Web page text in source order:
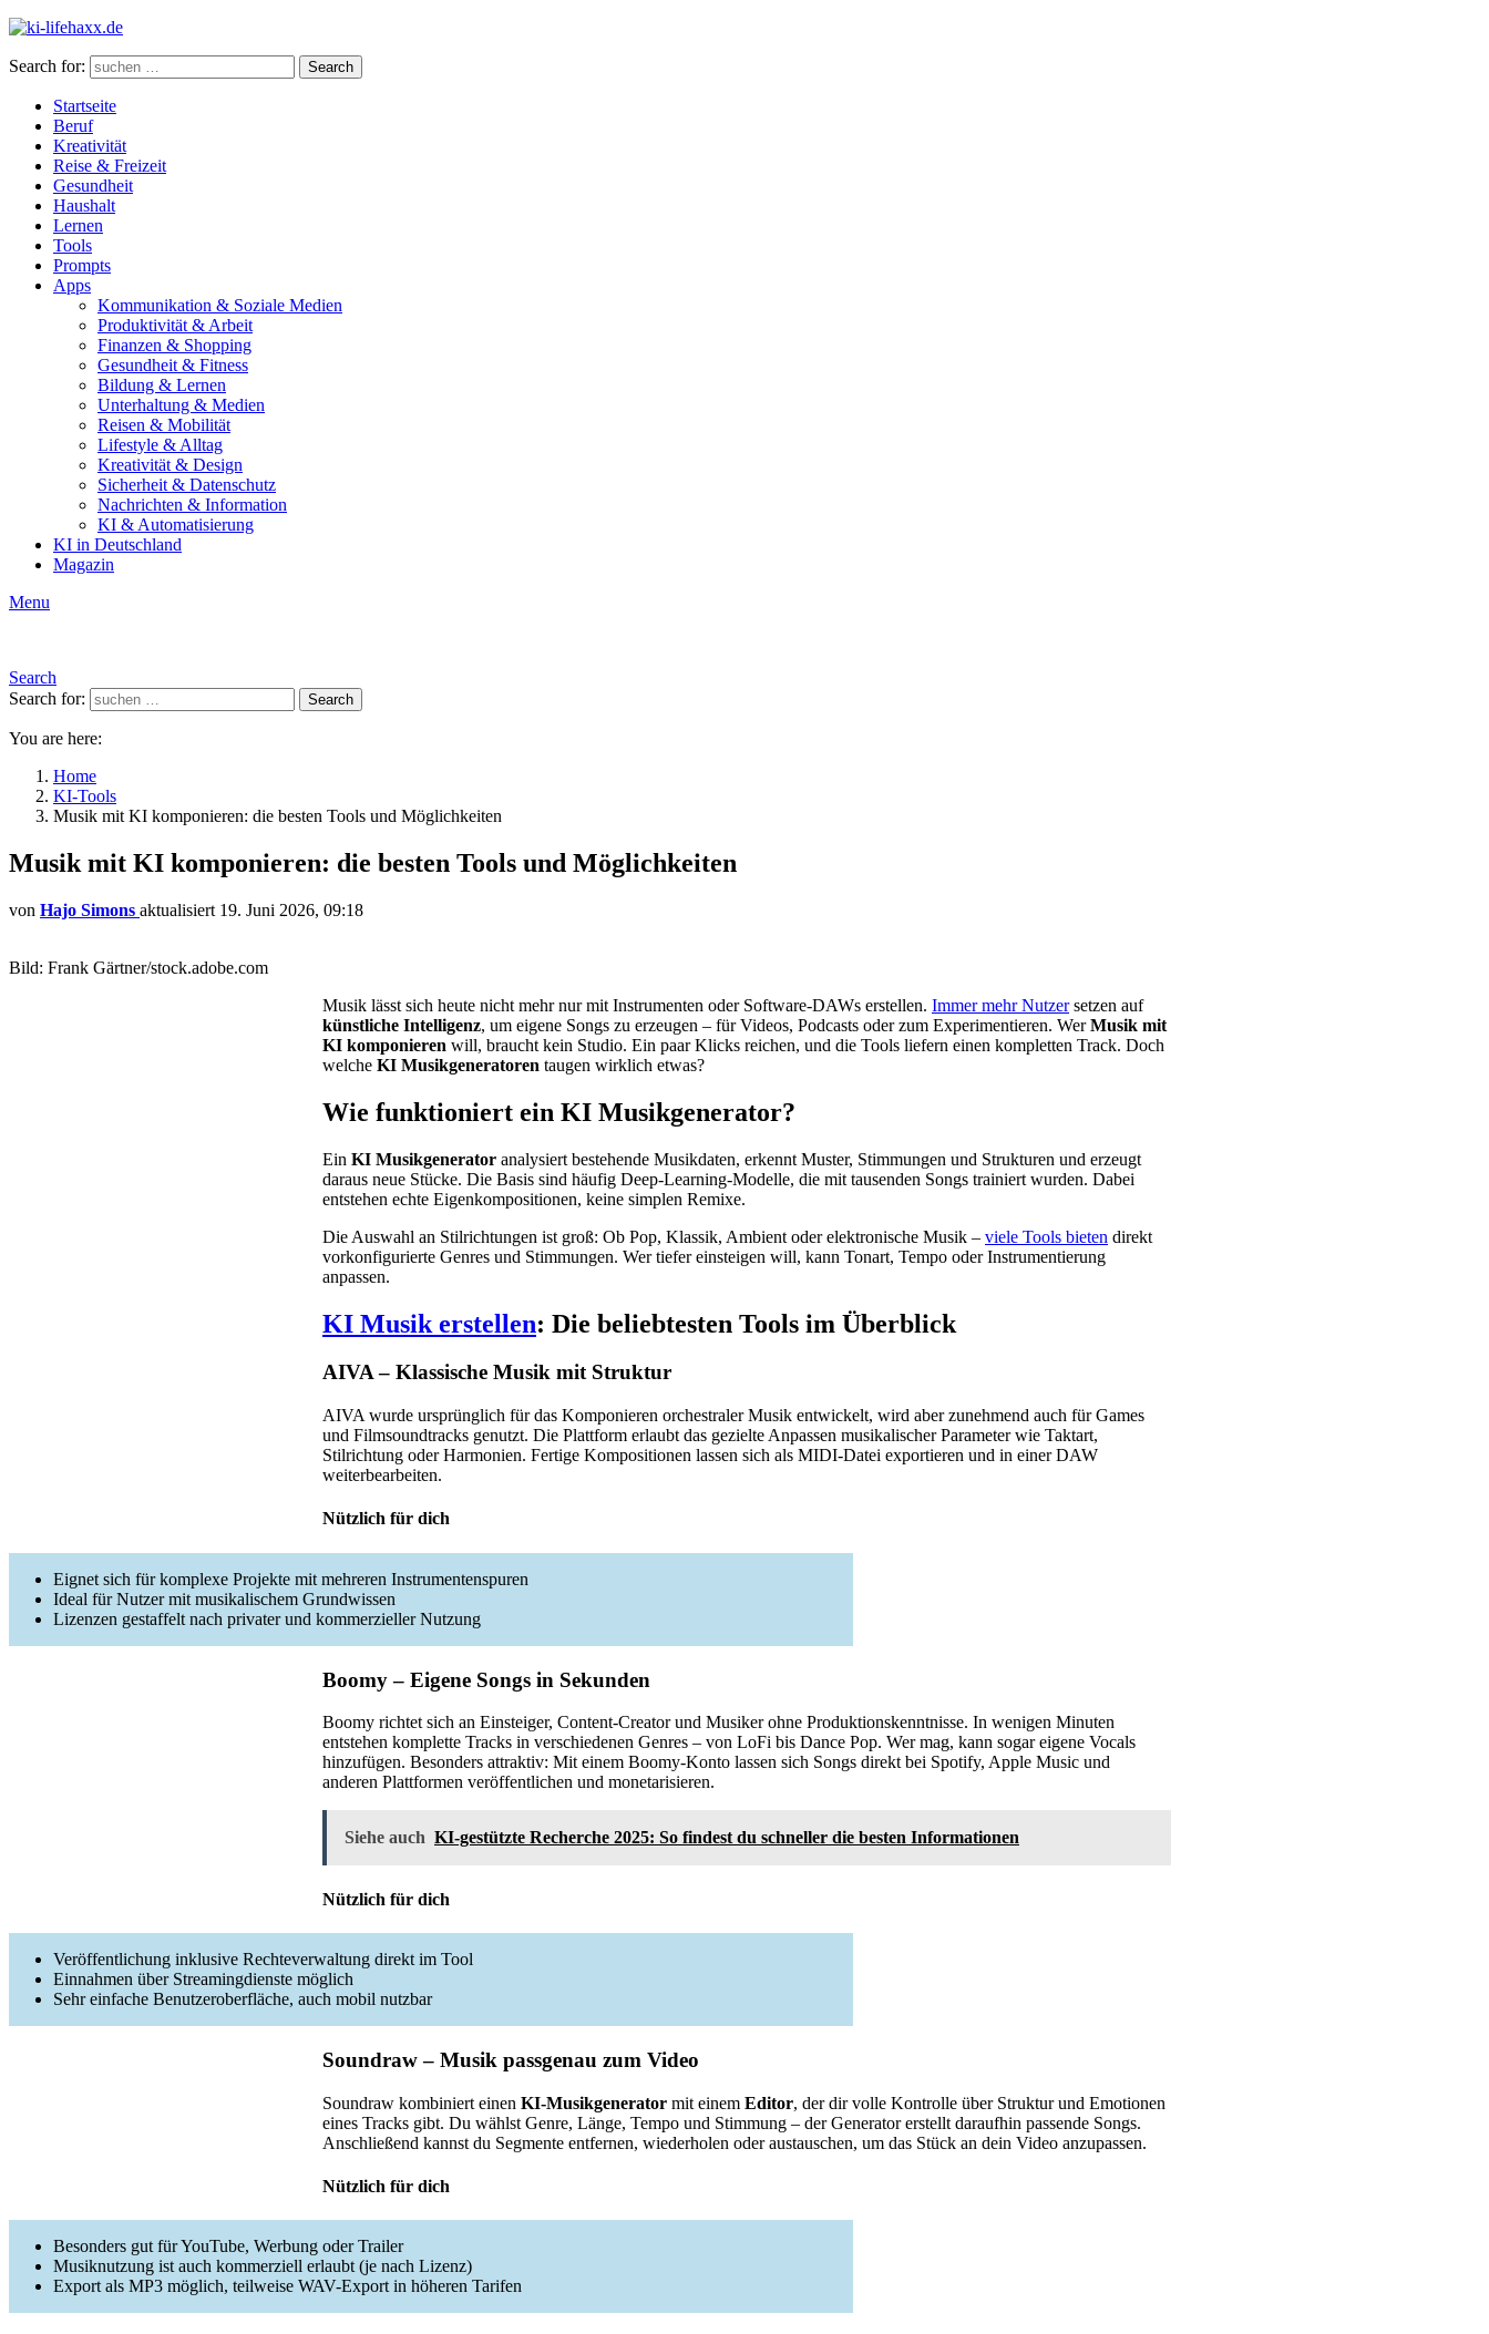
Search for: Search
Startseite
Beruf
Kreativität
Reise & Freizeit
Gesundheit
Haushalt
Lernen
Tools
Prompts
Apps
Kommunikation & Soziale Medien
Produktivität & Arbeit
Finanzen & Shopping
Gesundheit & Fitness
Bildung & Lernen
Unterhaltung & Medien
Reisen & Mobilität
Lifestyle & Alltag
Kreativität & Design
Sicherheit & Datenschutz
Nachrichten & Information
KI & Automatisierung
KI in Deutschland
Magazin
Menu
Search
Search for:
Search
You are here:
Home
KI-Tools
Musik mit KI komponieren: die besten Tools und Möglichkeiten
Musik mit KI komponieren: die besten Tools und Möglichkeiten
von Hajo Simons aktualisiert 19. Juni 2026, 09:18
Bild: Frank Gärtner/stock.adobe.com
Musik lässt sich heute nicht mehr nur mit Instrumenten oder Software-DAWs erstellen. Immer mehr Nutzersetzen auf
künstliche Intelligenz, um eigene Songs zu erzeugen – für Videos, Podcasts oder zum Experimentieren. WerMusik mit
KI komponieren will, braucht kein Studio. Ein paar Klicks reichen, und die Tools liefern einen kompletten Track. Doch
welche KI Musikgeneratoren taugen wirklich etwas?
Wie funktioniert ein KI Musikgenerator?
Ein KI Musikgenerator analysiert bestehende Musikdaten, erkennt Muster, Stimmungen und Strukturen und erzeugt
daraus neue Stücke. Die Basis sind häufig Deep-Learning-Modelle, die mit tausenden Songs trainiert wurden. Dabei
entstehen echte Eigenkompositionen, keine simplen Remixe.
Die Auswahl an Stilrichtungen ist groß: Ob Pop, Klassik, Ambient oder elektronische Musik – viele Tools bieten direkt
vorkonfigurierte Genres und Stimmungen. Wer tiefer einsteigen will, kann Tonart, Tempo oder Instrumentierung
anpassen.
KI Musik erstellen: Die beliebtesten Tools im Überblick
AIVA – Klassische Musik mit Struktur
AIVA wurde ursprünglich für das Komponieren orchestraler Musik entwickelt, wird aber zunehmend auch für Games
und Filmsoundtracks genutzt. Die Plattform erlaubt das gezielte Anpassen musikalischer Parameter wie Taktart,
Stilrichtung oder Harmonien. Fertige Kompositionen lassen sich als MIDI-Datei exportieren und in einer DAW
weiterbearbeiten.
Nützlich für dich
Eignet sich für komplexe Projekte mit mehreren Instrumentenspuren
Ideal für Nutzer mit musikalischem Grundwissen
Lizenzen gestaffelt nach privater und kommerzieller Nutzung
Boomy – Eigene Songs in Sekunden
Boomy richtet sich an Einsteiger, Content-Creator und Musiker ohne Produktionskenntnisse. In wenigen Minuten
entstehen komplette Tracks in verschiedenen Genres – von LoFi bis Dance Pop. Wer mag, kann sogar eigene Vocals
hinzufügen. Besonders attraktiv: Mit einem Boomy-Konto lassen sich Songs direkt bei Spotify, Apple Music und
anderen Plattformen veröffentlichen und monetarisieren.
Siehe auch KI-gestützte Recherche 2025: So findest du schneller die besten Informationen
Nützlich für dich
Veröffentlichung inklusive Rechteverwaltung direkt im Tool
Einnahmen über Streamingdienste möglich
Sehr einfache Benutzeroberfläche, auch mobil nutzbar
Soundraw – Musik passgenau zum Video
Soundraw kombiniert einen KI-Musikgenerator mit einem Editor, der dir volle Kontrolle über Struktur und Emotionen
eines Tracks gibt. Du wählst Genre, Länge, Tempo und Stimmung – der Generator erstellt daraufhin passende Songs.
Anschließend kannst du Segmente entfernen, wiederholen oder austauschen, um das Stück an dein Video anzupassen.
Nützlich für dich
Besonders gut für YouTube, Werbung oder Trailer
Musiknutzung ist auch kommerziell erlaubt (je nach Lizenz)
Export als MP3 möglich, teilweise WAV-Export in höheren Tarifen